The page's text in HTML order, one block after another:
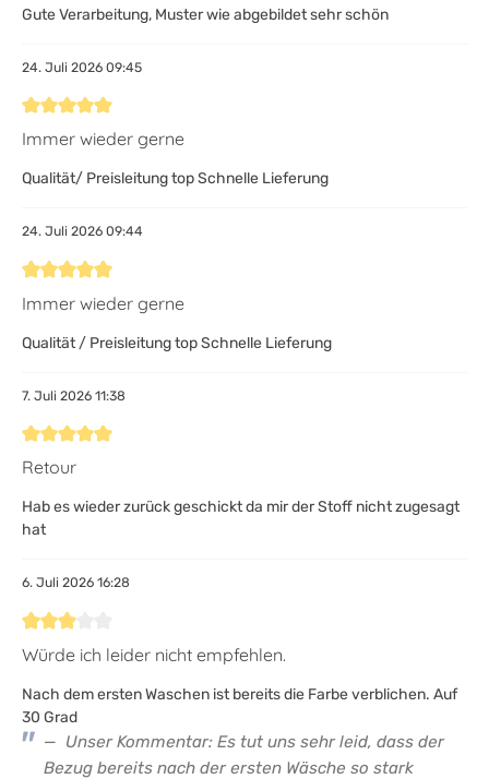
Gute Verarbeitung, Muster wie abgebildet sehr schön
24. Juli 2026 09:45
Bewertung mit 5 von 5 Sternen
Immer wieder gerne
Qualität/ Preisleitung top Schnelle Lieferung
24. Juli 2026 09:44
Bewertung mit 5 von 5 Sternen
Immer wieder gerne
Qualität / Preisleitung top Schnelle Lieferung
7. Juli 2026 11:38
Bewertung mit 5 von 5 Sternen
Retour
Hab es wieder zurück geschickt da mir der Stoff nicht zugesagt
hat
6. Juli 2026 16:28
Bewertung mit 3 von 5 Sternen
Würde ich leider nicht empfehlen.
Nach dem ersten Waschen ist bereits die Farbe verblichen. Auf
30 Grad
Unser Kommentar: Es tut uns sehr leid, dass der
Bezug bereits nach der ersten Wäsche so stark